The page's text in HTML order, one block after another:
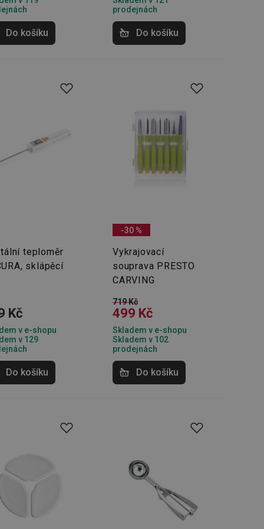
Do košíku
prodejnách
Do košíku
teploměr
sklápěcí
Kč
v e-shopu
v 129
Do košíku
-30 %
Vykrajovací
souprava PRESTO
CARVING
719 Kč
499 Kč
Skladem v e-shopu
Skladem v 102
prodejnách
Do košíku
lidmi a roboty.
platné zprávy o
lidmi a roboty.
platné zprávy o
uživatele
zlepšení
jak uživatelé
na několika
Používá
zařízení, která
a zlepšila
o chování
cílem je
o chování
cílem je
výkonnosti a
prohlížení
údajů
webových
obsahu nebo
údaje.